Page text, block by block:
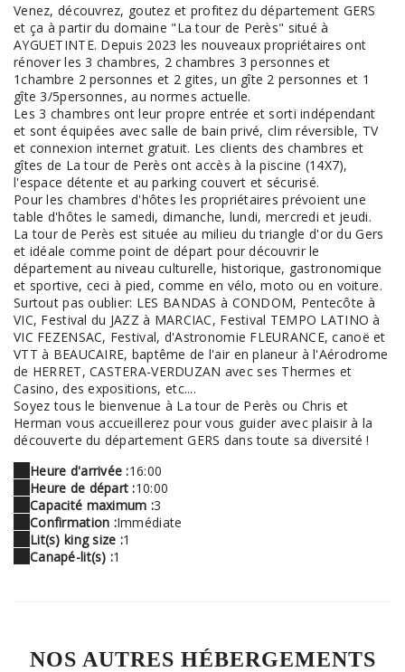
Venez, découvrez, goutez et profitez du département GERS
et ça à partir du domaine "La tour de Perès" situé à
AYGUETINTE. Depuis 2023 les nouveaux propriétaires ont
rénover les 3 chambres, 2 chambres 3 personnes et
1chambre 2 personnes et 2 gites, un gîte 2 personnes et 1
gîte 3/5personnes, au normes actuelle.
Les 3 chambres ont leur propre entrée et sorti indépendant
et sont équipées avec salle de bain privé, clim réversible, TV
et connexion internet gratuit. Les clients des chambres et
gîtes de La tour de Perès ont accès à la piscine (14X7),
l'espace détente et au parking couvert et sécurisé.
Pour les chambres d'hôtes les propriétaires prévoient une
table d'hôtes le samedi, dimanche, lundi, mercredi et jeudi.
La tour de Perès est située au milieu du triangle d'or du Gers
et idéale comme point de départ pour découvrir le
département au niveau culturelle, historique, gastronomique
et sportive, ceci à pied, comme en vélo, moto ou en voiture.
Surtout pas oublier: LES BANDAS à CONDOM, Pentecôte à
VIC, Festival du JAZZ à MARCIAC, Festival TEMPO LATINO à
VIC FEZENSAC, Festival, d'Astronomie FLEURANCE, canoë et
VTT à BEAUCAIRE, baptême de l'air en planeur à l'Aérodrome
de HERRET, CASTERA-VERDUZAN avec ses Thermes et
Casino, des expositions, etc....
Soyez tous le bienvenue à La tour de Perès ou Chris et
Herman vous accueillerez pour vous guider avec plaisir à la
découverte du département GERS dans toute sa diversité !
Heure d'arrivée :16:00
Heure de départ :10:00
Capacité maximum :3
Confirmation :Immédiate
Lit(s) king size :1
Canapé-lit(s) :1
NOS AUTRES HÉBERGEMENTS